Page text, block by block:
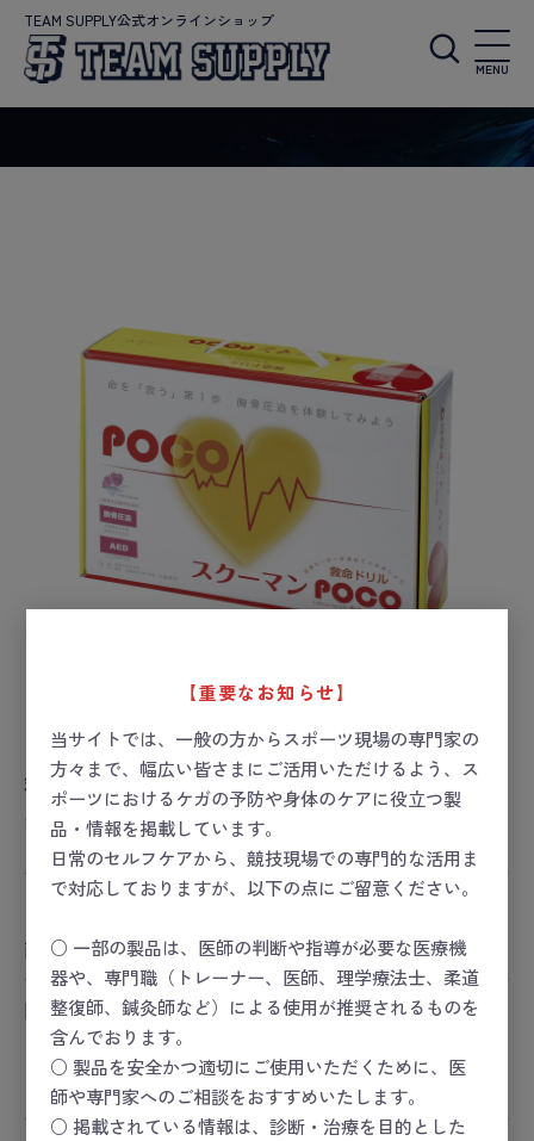
TEAM SUPPLY公式オンラインショップ
MENU
【重要なお知らせ】
当サイトでは、一般の方からスポーツ現場の専門家の
方々まで、幅広い皆さまにご活用いただけるよう、ス
ポーツにおけるケガの予防や身体のケアに役立つ製
品・情報を掲載しています。
日常のセルフケアから、競技現場での専門的な活用ま
で対応しておりますが、以下の点にご留意ください。
○ 一部の製品は、医師の判断や指導が必要な医療機
器や、専門職（トレーナー、医師、理学療法士、柔道
整復師、鍼灸師など）による使用が推奨されるものを
含んでおります。
○ 製品を安全かつ適切にご使用いただくために、医
師や専門家へのご相談をおすすめいたします。
○ 掲載されている情報は、診断・治療を目的とした
救命ドリル スクーマンPOCO【一般向け】
お届け目安：1週間以内
ー 価格は会員のみ閲覧いただけます ー
商品コード：24-3956-01
関連カテゴリ
スポーツセーフティー
スポーツセーフティー＞HEART
スポーツセーフティー＞ HEART＞ トレーニング